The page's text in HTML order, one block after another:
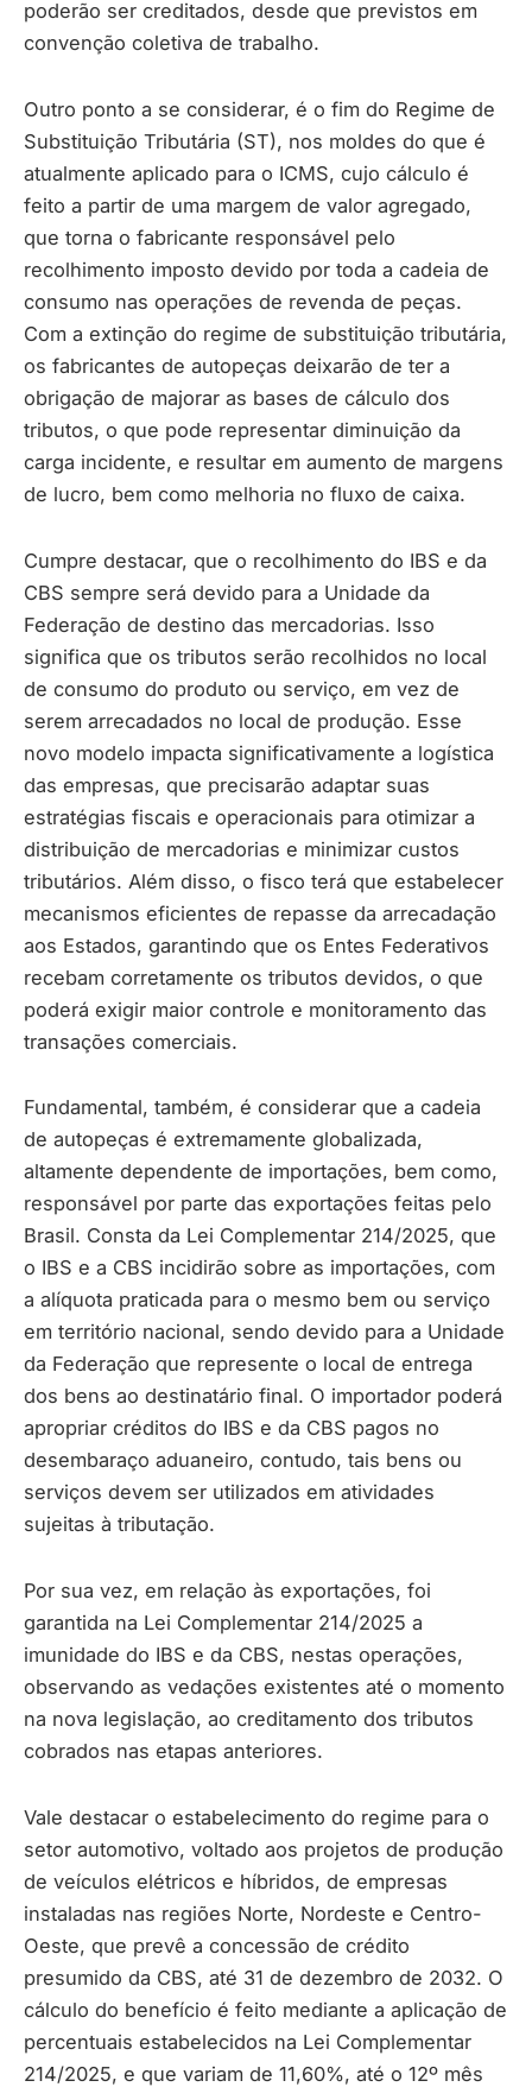
poderão ser creditados, desde que previstos em
convenção coletiva de trabalho.
Outro ponto a se considerar, é o fim do Regime de
Substituição Tributária (ST), nos moldes do que é
atualmente aplicado para o ICMS, cujo cálculo é
feito a partir de uma margem de valor agregado,
que torna o fabricante responsável pelo
recolhimento imposto devido por toda a cadeia de
consumo nas operações de revenda de peças.
Com a extinção do regime de substituição tributária,
os fabricantes de autopeças deixarão de ter a
obrigação de majorar as bases de cálculo dos
tributos, o que pode representar diminuição da
carga incidente, e resultar em aumento de margens
de lucro, bem como melhoria no fluxo de caixa.
Cumpre destacar, que o recolhimento do IBS e da
CBS sempre será devido para a Unidade da
Federação de destino das mercadorias. Isso
significa que os tributos serão recolhidos no local
de consumo do produto ou serviço, em vez de
serem arrecadados no local de produção. Esse
novo modelo impacta significativamente a logística
das empresas, que precisarão adaptar suas
estratégias fiscais e operacionais para otimizar a
distribuição de mercadorias e minimizar custos
tributários. Além disso, o fisco terá que estabelecer
mecanismos eficientes de repasse da arrecadação
aos Estados, garantindo que os Entes Federativos
recebam corretamente os tributos devidos, o que
poderá exigir maior controle e monitoramento das
transações comerciais.
Fundamental, também, é considerar que a cadeia
de autopeças é extremamente globalizada,
altamente dependente de importações, bem como,
responsável por parte das exportações feitas pelo
Brasil. Consta da Lei Complementar 214/2025, que
o IBS e a CBS incidirão sobre as importações, com
a alíquota praticada para o mesmo bem ou serviço
em território nacional, sendo devido para a Unidade
da Federação que represente o local de entrega
dos bens ao destinatário final. O importador poderá
apropriar créditos do IBS e da CBS pagos no
desembaraço aduaneiro, contudo, tais bens ou
serviços devem ser utilizados em atividades
sujeitas à tributação.
Por sua vez, em relação às exportações, foi
garantida na Lei Complementar 214/2025 a
imunidade do IBS e da CBS, nestas operações,
observando as vedações existentes até o momento
na nova legislação, ao creditamento dos tributos
cobrados nas etapas anteriores.
Vale destacar o estabelecimento do regime para o
setor automotivo, voltado aos projetos de produção
de veículos elétricos e híbridos, de empresas
instaladas nas regiões Norte, Nordeste e Centro-
Oeste, que prevê a concessão de crédito
presumido da CBS, até 31 de dezembro de 2032. O
cálculo do benefício é feito mediante a aplicação de
percentuais estabelecidos na Lei Complementar
214/2025, e que variam de 11,60%, até o 12º mês